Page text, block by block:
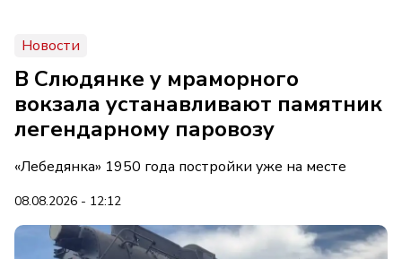
Новости
В Слюдянке у мраморного
вокзала устанавливают памятник
легендарному паровозу
«Лебедянка» 1950 года постройки уже на месте
08.08.2026 - 12:12